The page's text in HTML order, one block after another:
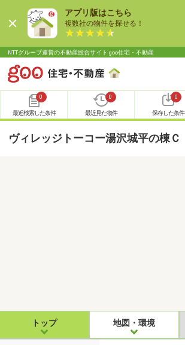
アプリ版はこちら
複数社の物件を探せる！
NTTグループ運営の不動産総合サイト goo住宅・不動産
0
最近検索した条件
0
最近見た物件
0
保存した条件
ヴィレッジトーコー湯沢城平の棟Ｃ
トップ 地図・環境